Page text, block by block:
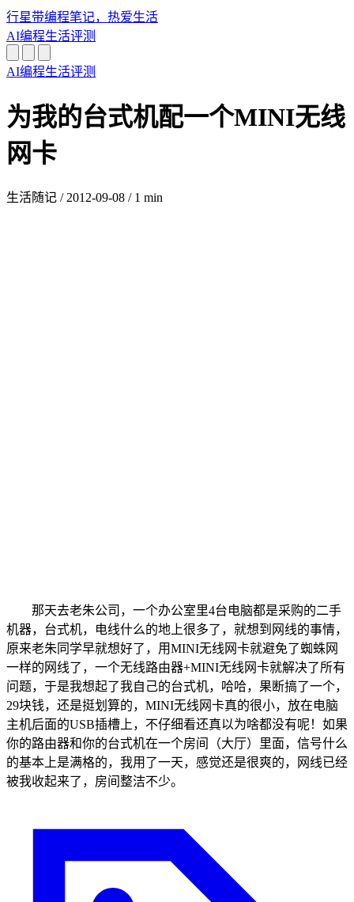
行星带编程笔记，热爱生活
AI编程生活评测
AI编程生活评测
为我的台式机配一个MINI无线
网卡
生活随记 / 2012-09-08 / 1 min
那天去老朱公司，一个办公室里4台电脑都是采购的二手
机器，台式机，电线什么的地上很多了，就想到网线的事情，
原来老朱同学早就想好了，用MINI无线网卡就避免了蜘蛛网
一样的网线了，一个无线路由器+MINI无线网卡就解决了所有
问题，于是我想起了我自己的台式机，哈哈，果断搞了一个，
29块钱，还是挺划算的，MINI无线网卡真的很小，放在电脑
主机后面的USB插槽上，不仔细看还真以为啥都没有呢！如果
你的路由器和你的台式机在一个房间（大厅）里面，信号什么
的基本上是满格的，我用了一天，感觉还是很爽的，网线已经
被我收起来了，房间整洁不少。